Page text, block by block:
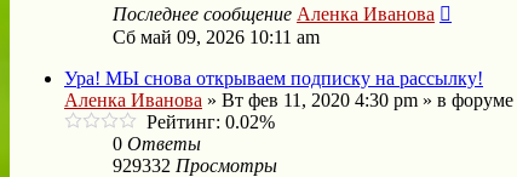
Последнее сообщение Аленка Иванова
Сб май 09, 2026 10:11 am
Ура! МЫ снова открываем подписку на рассылку!
Аленка Иванова » Вт фев 11, 2020 4:30 pm » в форуме
Рейтинг: 0.02%
0 Ответы
929332 Просмотры